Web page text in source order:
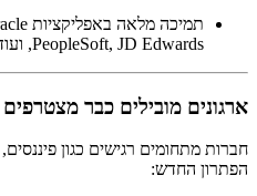
PeopleSoft, JD Edwards, ועוד.
ארגונים מובילים כבר מצטרפים
חברות מתחומים רגישים כגון
הפתרון החדש: